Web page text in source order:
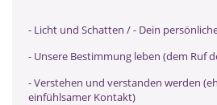
- Licht und Schatten / - Dein
- Unsere Bestimmung leben (dem Ruf
- Verstehen und verstanden werden
einfühlsamer Kontakt)